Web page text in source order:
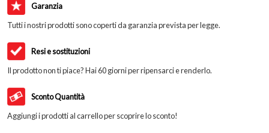
Garanzia
Tutti i nostri prodotti sono coperti da garanzia prevista per legge.
Resi e sostituzioni
Il prodotto non ti piace? Hai 60 giorni per ripensarci e renderlo.
Sconto Quantità
Aggiungi i prodotti al carrello per scoprire lo sconto!